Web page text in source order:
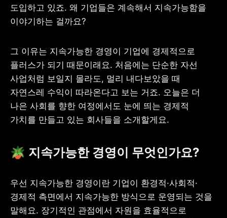
외부채널
채널
도입하고 있죠. 왜 기업들은 계속해서 지속가능함을
이야기하는 걸까요?
그 이유는 지속가능한 경영이 기업에 경제적으로
플러스가 되기 때문이래요. 처음에는 단순한 자선
사업처럼 보일지 몰라도, 멀리 내다보았을 때
자연스레 수익이 따라온다고 보는 거죠. 오늘은 더
나은 사회를 향한 여정에서도 눈에 띄는 경제적
가치를 만들고 있는 회사들을 소개할게요.
🪴 지속가능한 경영이 무엇인가요?
우선 지속가능한 경영이란 기업이 환경적·사회적·
경제적 측면에서 지속가능한 방식으로 운영되는 것을
말해요. 장기적인 관점에서 자원을 효율적으로